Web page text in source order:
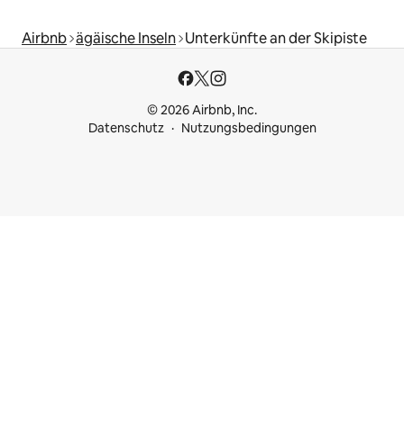
Airbnb ägäische Inseln Unterkünfte an der Skipiste
© 2026 Airbnb, Inc.
Datenschutz
Nutzungsbedingungen